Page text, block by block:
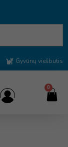
Gyvūnų viešbutis
0